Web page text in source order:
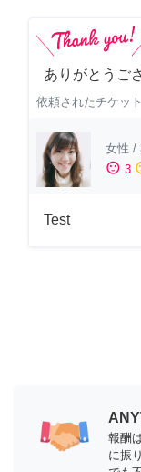
ありがとうご
依頼されたチケット
女性 /
sentiment_satisfied 3
Test
報酬
に振